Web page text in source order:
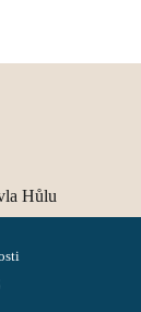
Hůlu